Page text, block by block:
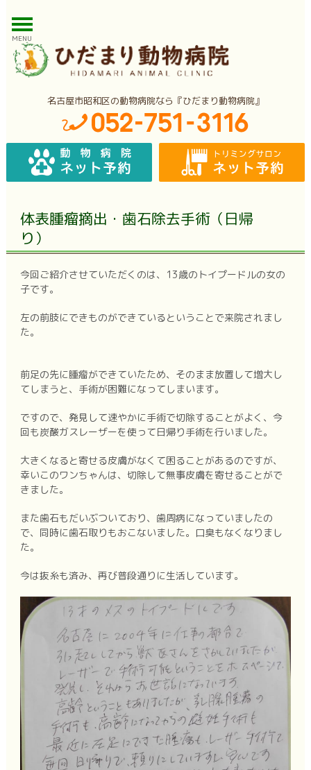
MENU
名古屋市昭和区の動物病院なら『ひだまり動物病院』
体表腫瘤摘出・歯石除去手術（日帰
り）
今回ご紹介させていただくのは、13歳のトイプードルの女の
子です。
左の前肢にできものができているということで来院されまし
た。
前足の先に腫瘤ができていたため、そのまま放置して増大し
てしまうと、手術が困難になってしまいます。
ですので、発見して速やかに手術で切除することがよく、今
回も炭酸ガスレーザーを使って日帰り手術を行いました。
大きくなると寄せる皮膚がなくて困ることがあるのですが、
幸いこのワンちゃんは、切除して無事皮膚を寄せることがで
きました。
また歯石もだいぶついており、歯周病になっていましたの
で、同時に歯石取りもおこないました。口臭もなくなりまし
た。
今は抜糸も済み、再び普段通りに生活しています。